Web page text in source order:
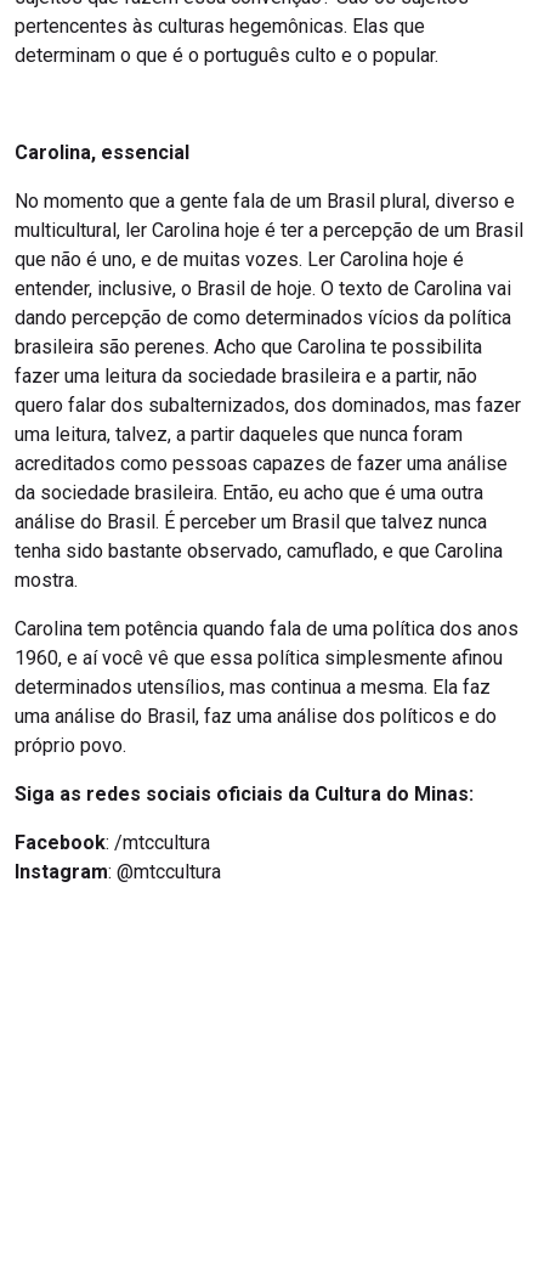
pertencentes às culturas hegemônicas. Elas que
determinam o que é o português culto e o popular.
Carolina, essencial
No momento que a gente fala de um Brasil plural, diverso e
multicultural, ler Carolina hoje é ter a percepção de um Brasil
que não é uno, e de muitas vozes. Ler Carolina hoje é
entender, inclusive, o Brasil de hoje. O texto de Carolina vai
dando percepção de como determinados vícios da política
brasileira são perenes. Acho que Carolina te possibilita
fazer uma leitura da sociedade brasileira e a partir, não
quero falar dos subalternizados, dos dominados, mas fazer
uma leitura, talvez, a partir daqueles que nunca foram
acreditados como pessoas capazes de fazer uma análise
da sociedade brasileira. Então, eu acho que é uma outra
análise do Brasil. É perceber um Brasil que talvez nunca
tenha sido bastante observado, camuflado, e que Carolina
mostra.
Carolina tem potência quando fala de uma política dos anos
1960, e aí você vê que essa política simplesmente afinou
determinados utensílios, mas continua a mesma. Ela faz
uma análise do Brasil, faz uma análise dos políticos e do
próprio povo.
Siga as redes sociais oficiais da Cultura do Minas:
Facebook: /mtccultura
Instagram: @mtccultura